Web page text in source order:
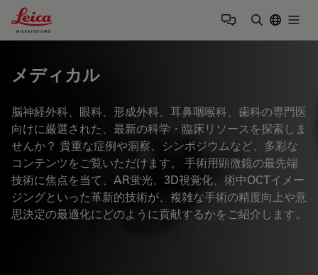
Leica Microsystems Logo
メディカル
脳神経外科、眼科、形成外科、耳鼻咽喉科、歯科の専門医
向けに厳選された、最新の科学・臨床リソースを探索しま
せんか？ 貴重な症例や洞察、シンポジウムなど、多彩な
コンテンツをご覧いただけます。 手術用顕微鏡の最先端
技術に焦点を当て、AR蛍光、3D視覚化、術中OCTイメー
ジングといった革新的技術が、複雑な手術の精度向上や意
思決定の最適化にどのように貢献するかをご紹介します。